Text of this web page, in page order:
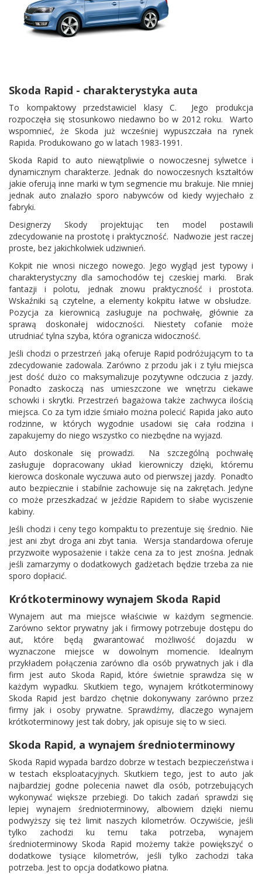
Skoda Rapid - charakterystyka auta
To kompaktowy przedstawiciel klasy C. Jego produkcja
rozpoczęła się stosunkowo niedawno bo w 2012 roku. Warto
wspomnieć, że Skoda już wcześniej wypuszczała na rynek
Rapida. Produkowano go w latach 1983-1991.
Skoda Rapid to auto niewątpliwie o nowoczesnej sylwetce i
dynamicznym charakterze. Jednak do nowoczesnych kształtów
jakie oferują inne marki w tym segmencie mu brakuje. Nie mniej
jednak auto znalazło sporo nabywców od kiedy wyjechało z
fabryki.
Designerzy Skody projektując ten model postawili
zdecydowanie na prostotę i praktyczność. Nadwozie jest raczej
proste, bez jakichkolwiek udziwnień.
Kokpit nie wnosi niczego nowego. Jego wygląd jest typowy i
charakterystyczny dla samochodów tej czeskiej marki. Brak
fantazji i polotu, jednak znowu praktyczność i prostota.
Wskaźniki są czytelne, a elementy kokpitu łatwe w obsłudze.
Pozycja za kierownicą zasługuje na pochwałę, głównie za
sprawą doskonałej widoczności. Niestety cofanie może
utrudniać tylna szyba, która ogranicza widoczność.
Jeśli chodzi o przestrzeń jaką oferuje Rapid podróżującym to ta
zdecydowanie zadowala. Zarówno z przodu jak i z tyłu miejsca
jest dość dużo co maksymalizuje pozytywne odczucia z jazdy.
Ponadto zaskoczą nas umieszczone we wnętrzu ciekawe
schowki i skrytki. Przestrzeń bagażowa także zachwyca ilością
miejsca. Co za tym idzie śmiało można polecić Rapida jako auto
rodzinne, w których wygodnie usadowi się cała rodzina i
zapakujemy do niego wszystko co niezbędne na wyjazd.
Auto doskonale się prowadzi. Na szczególną pochwałę
zasługuje dopracowany układ kierowniczy dzięki, któremu
kierowca doskonale wyczuwa auto od pierwszej jazdy. Ponadto
auto bezpiecznie i stabilnie zachowuje się na zakrętach. Jedyne
co może przeszkadzać w jeździe Rapidem to słabe wyciszenie
kabiny.
Jeśli chodzi i ceny tego kompaktu to prezentuje się średnio. Nie
jest ani zbyt droga ani zbyt tania. Wersja standardowa oferuje
przyzwoite wyposażenie i także cena za to jest znośna. Jednak
jeśli zamarzymy o dodatkowych gadżetach będzie trzeba za nie
sporo dopłacić.
Krótkoterminowy wynajem Skoda Rapid
Wynajem aut ma miejsce właściwie w każdym segmencie.
Zarówno sektor prywatny jak i firmowy potrzebuje dostępu do
aut, które będą gwarantować możliwość dojazdu w
wyznaczone miejsce w dowolnym momencie. Idealnym
przykładem połączenia zarówno dla osób prywatnych jak i dla
firm jest auto Skoda Rapid, które świetnie sprawdza się w
każdym wypadku. Skutkiem tego, wynajem krótkoterminowy
Skoda Rapid jest bardzo chętnie dokonywany zarówno przez
firmy jak i osoby prywatne. Sprawdźmy, dlaczego wynajem
krótkoterminowy jest tak dobry, jak opisuje się to w sieci.
Skoda Rapid, a wynajem średnioterminowy
Skoda Rapid wypada bardzo dobrze w testach bezpieczeństwa i
w testach eksploatacyjnych. Skutkiem tego, jest to auto jak
najbardziej godne polecenia nawet dla osób, potrzebujących
wykonywać większe przebiegi. Do takich zadań sprawdzi się
lepiej wynajem średnioterminowy, albowiem dzięki niemu
podwyższy się też limit naszych kilometrów. Oczywiście, jeśli
tylko zachodzi ku temu taka potrzeba, wynajem
średnioterminowy Skoda Rapid możemy także powiększyć o
dodatkowe tysiące kilometrów, jeśli tylko zachodzi taka
potrzeba. Jest to opcja dodatkowo płatna.